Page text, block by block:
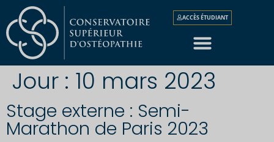
ACCÈS ÉTUDIANT
Jour : 10 mars 2023
Stage externe : Semi-
Marathon de Paris 2023